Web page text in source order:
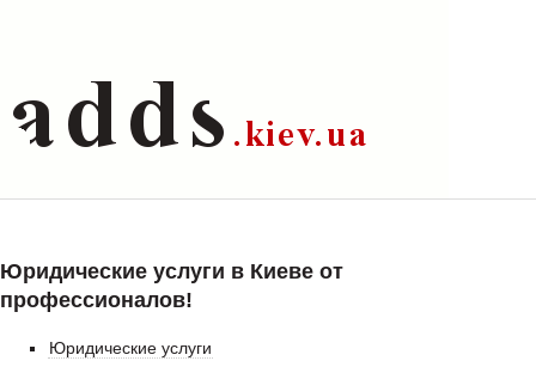
Юридические услуги в Киеве от
профессионалов!
Юридические услуги